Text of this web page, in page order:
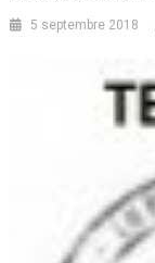
5 septembre 2018